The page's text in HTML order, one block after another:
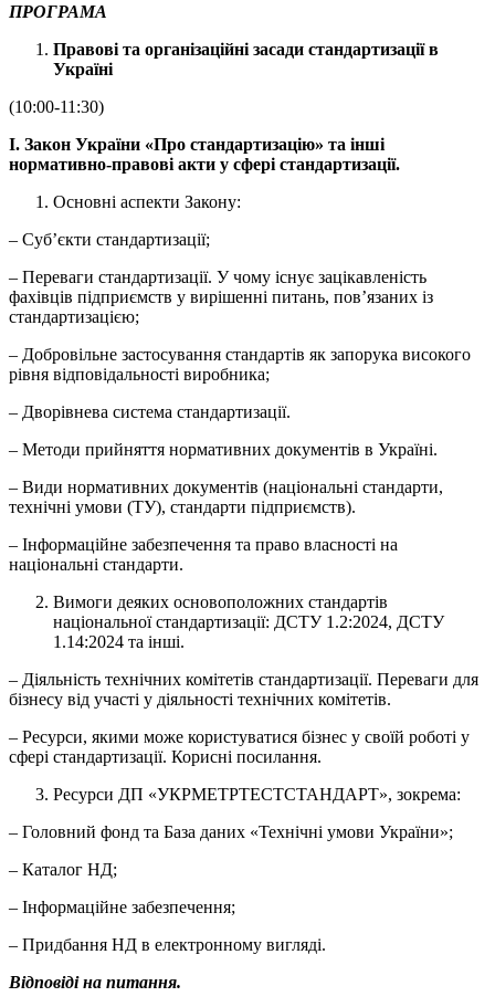
ПРОГРАМА
Правові та організаційні засади стандартизації в
Україні
(10:00-11:30)
І. Закон України «Про стандартизацію» та інші
нормативно-правові акти у сфері стандартизації.
Основні аспекти Закону:
– Суб’єкти стандартизації;
– Переваги стандартизації. У чому існує зацікавленість
фахівців підприємств у вирішенні питань, пов’язаних із
стандартизацією;
– Добровільне застосування стандартів як запорука високого
рівня відповідальності виробника;
– Дворівнева система стандартизації.
– Методи прийняття нормативних документів в Україні.
– Види нормативних документів (національні стандарти,
технічні умови (ТУ), стандарти підприємств).
– Інформаційне забезпечення та право власності на
національні стандарти.
Вимоги деяких основоположних стандартів
національної стандартизації: ДСТУ 1.2:2024, ДСТУ
1.14:2024 та інші.
– Діяльність технічних комітетів стандартизації. Переваги для
бізнесу від участі у діяльності технічних комітетів.
– Ресурси, якими може користуватися бізнес у своїй роботі у
сфері стандартизації. Корисні посилання.
Ресурси ДП «УКРМЕТРТЕСТСТАНДАРТ», зокрема:
– Головний фонд та База даних «Технічні умови України»;
– Каталог НД;
– Інформаційне забезпечення;
– Придбання НД в електронному вигляді.
Відповіді на питання.